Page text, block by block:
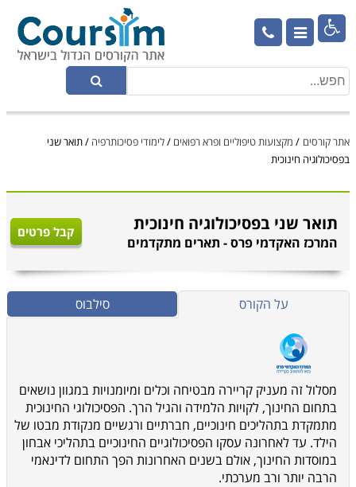

אתר קורסים / מקצועות טיפוליים ופרא רפואים /לימודי פסיכותרפיה /תואר שני
בפסיכולוגיה חינוכית
תואר שני בפסיכולוגיה חינוכית
המרכז האקדמי פרס - תארים מתקדמים
קבל פרטים
על הקורס סילבוס
מסלול זה מעניק קריירה מבטיחה וכלים ומיומנויות במגוון נושאים
בתחום החינוך, לקויות הלמידה והגיל הרך. הפסיכולוגי החינוכית
מתמקדת בתהליכים חינוכיים, חברתיים ורגשיים מנקודת מבטו של
הילד. עד לאחרונה עסקו הפסיכולוגיים החינוכיים בתהליכי אבחון
במוסדות החינוך, אולם בשנים האחרונות הפך התחום לדינאמי
הרבה יותר ורב מערכתי.